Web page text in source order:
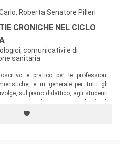
Roberta Senatore Pilleri
CRONICHE NEL CICLO
comunicativi e di
sanitaria
e pratico per
le professioni
e in generale per tutti gli
sul piano didattico, agli studenti
Ampio spazio ha il tema della
ai pazienti e ai familiari nelle